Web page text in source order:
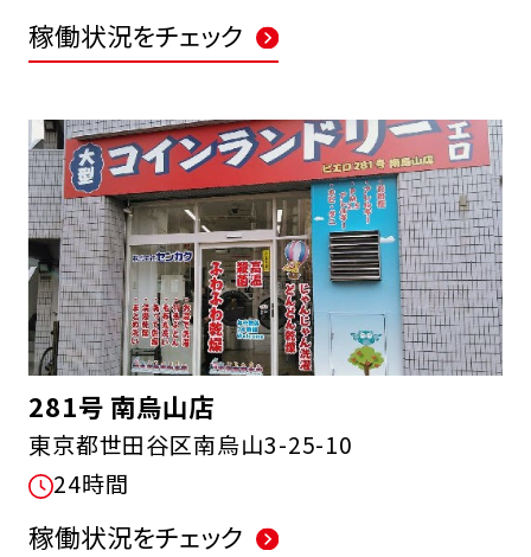
稼働状況をチェック
281号 南烏山店
東京都世田谷区南烏山3-25-10
24時間
稼働状況をチェック